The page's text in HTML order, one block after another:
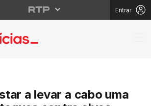
Entrar
estar a
a levar a cabo uma